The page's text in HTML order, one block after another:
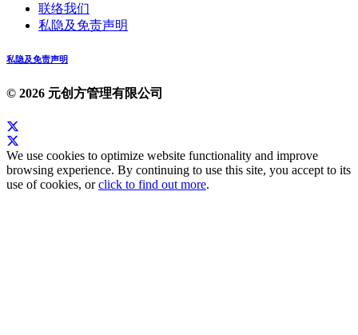
联络我们
私隐及免责声明
私隐及免责声明
© 2026 元创方管理有限公司
We use cookies to optimize website functionality and improve
browsing experience. By continuing to use this site, you accept to its
use of cookies, orclick to find out more.